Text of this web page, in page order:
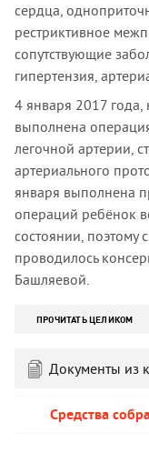
сердца,
рестриктивное
сопутствующие
гипертензия,
4 января 2017
выполнена
легочной артерии,
артериального
января выполнена
операций ребёнок
состоянии, поэтому
проводилось
Башляевой.
ПРОЧИТАТЬ ЦЕЛИКОМ
Документы из
Средства